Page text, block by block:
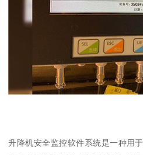
升降机安全监控软件系统是一种用